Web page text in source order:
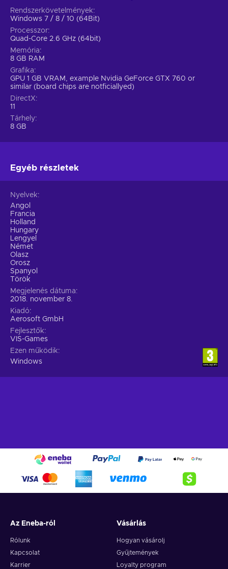
Rendszerkövetelmények
Windows 7 / 8 / 10 (64Bit)
Processzor
Quad-Core 2.6 GHz (64bit)
Memória
8 GB RAM
Grafika
GPU 1 GB VRAM, example Nvidia GeForce GTX 760 or
similar (board chips are notficiallyed)
DirectX
11
Tárhely
8 GB
Egyéb részletek
Nyelvek
Angol
Francia
Holland
Hungary
Lengyel
Német
Olasz
Orosz
Spanyol
Török
Megjelenés dátuma
2018. november 8.
Kiadó
Aerosoft GmbH
Fejlesztők
VIS-Games
Ezen működik
Windows
Az Eneba-ról
Rólunk
Kapcsolat
Karrier
Vásárlás
Hogyan vásárolj
Gyűjtemények
Loyalty program